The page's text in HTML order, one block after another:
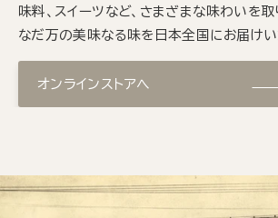
味料、スイーツなど、さまざまな味わいを取
なだ万の美味なる味を日本全国にお届けい
オンラインストアへ